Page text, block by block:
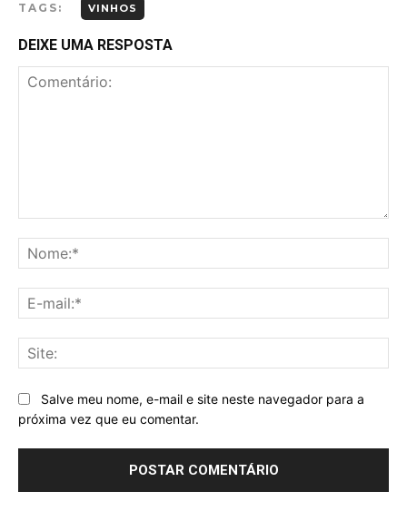
TAGS: VINHOS
DEIXE UMA RESPOSTA
Salve meu nome, e-mail e site neste navegador para a
próxima vez que eu comentar.